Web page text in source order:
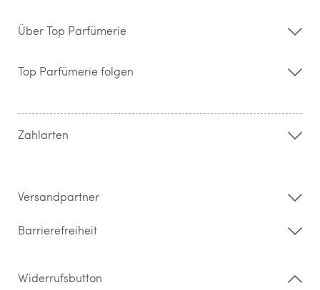
Über Top Parfümerie
Storefinder
Kontakt
Widerrufsrecht & Rückgabebedingungen
Top Parfümerie folgen
Zahlarten
Versandpartner
Barrierefreiheit
Widerrufsbutton